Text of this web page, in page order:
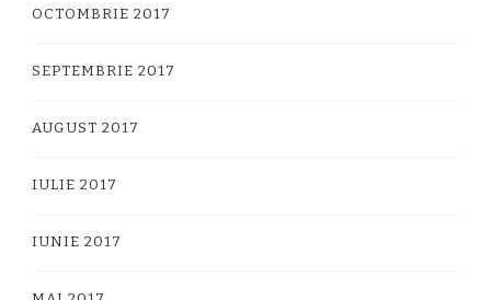
OCTOMBRIE 2017
SEPTEMBRIE 2017
AUGUST 2017
IULIE 2017
IUNIE 2017